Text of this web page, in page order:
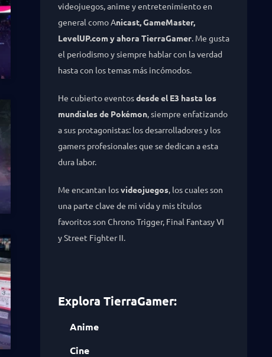
videojuegos, anime y entretenimiento en
general como Anicast, GameMaster,
LevelUP.com y ahora TierraGamer. Me gusta
el periodismo y siempre hablar con la verdad
hasta con los temas más incómodos.
He cubierto eventosdesde el E3 hasta los
mundiales de Pokémon, siempre enfatizando
a sus protagonistas: los desarrolladores y los
gamers profesionales que se dedican a esta
dura labor.
Me encantan losvideojuegos, los cuales son
una parte clave de mi vida y mis títulos
favoritos son Chrono Trigger, Final Fantasy VI
y Street Fighter II.
Explora TierraGamer:
Anime
Cine